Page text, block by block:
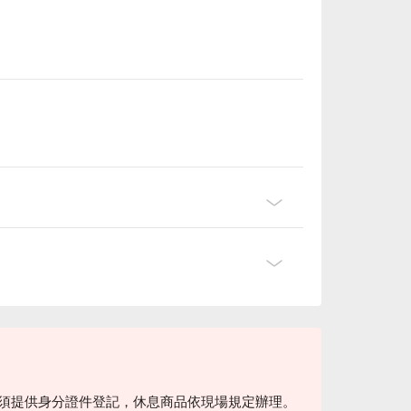
供身分證件登記，休息商品依現場規定辦理。